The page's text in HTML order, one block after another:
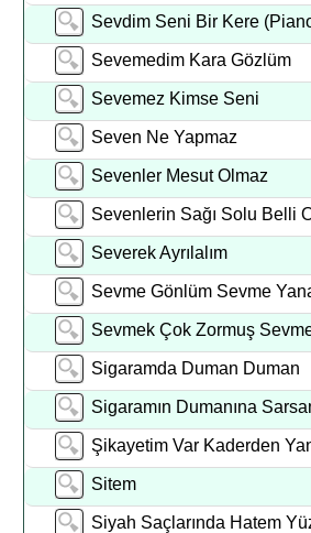
Sevdim Seni Bir Kere
Sevemedim Kara Gözlüm
Sevemez Kimse Seni
Seven Ne Yapmaz
Sevenler Mesut Olmaz
Sevenlerin Sağı Solu Belli
Severek Ayrılalım
Sevme Gönlüm Sevme
Sevmek Çok Zormuş
Sigaramda Duman Duman
Sigaramın Dumanına
Şikayetim Var Kaderden
Sitem
Siyah Saçlarında Hatem